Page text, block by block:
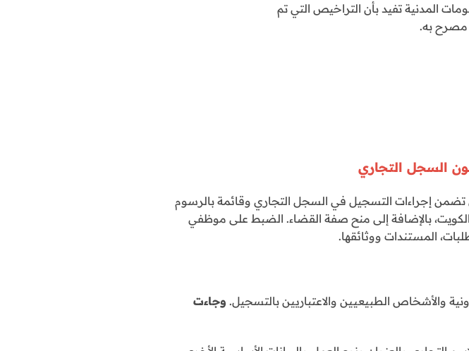
المدنية تفيد بأن التراخيص التي تم
مصرح به.
السجل التجاري
تضمن إجراءات التسجيل في السجل التجاري وقائمة بالرسوم
بالإضافة إلى منح صفة القضاء. الضبط على موظفي
المستندات ووثائقها.
والأشخاص الطبيعيين والاعتباريين بالتسجيل. وجاءت